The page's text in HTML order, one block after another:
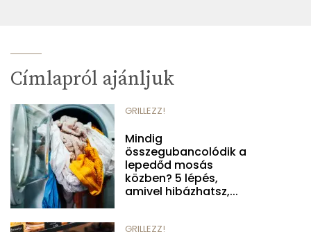
Címlapról ajánljuk
GRILLEZZ!
Mindig
összegubancolódik a
lepedőd mosás
közben? 5 lépés,
amivel hibázhatsz,...
GRILLEZZ!